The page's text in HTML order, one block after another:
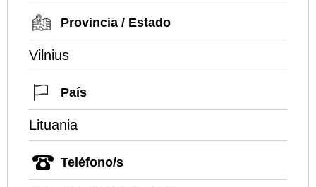
Provincia / Estado
Vilnius
País
Lituania
Teléfono/s